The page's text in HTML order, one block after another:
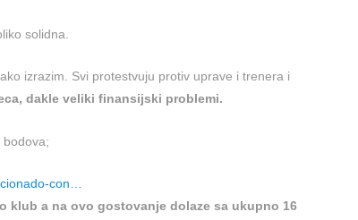
solidna.
izrazim. Svi protestvuju protiv uprave i trenera i
dakle veliki finansijski problemi.
bodova;
con…
klub a na ovo gostovanje dolaze sa ukupno 16